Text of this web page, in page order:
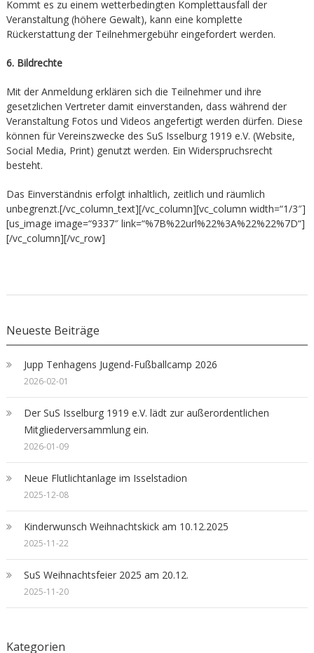
Kommt es zu einem wetterbedingten Komplettausfall der
Veranstaltung (höhere Gewalt), kann eine komplette
Rückerstattung der Teilnehmergebühr eingefordert werden.
6. Bildrechte
Mit der Anmeldung erklären sich die Teilnehmer und ihre
gesetzlichen Vertreter damit einverstanden, dass während der
Veranstaltung Fotos und Videos angefertigt werden dürfen. Diese
können für Vereinszwecke des SuS Isselburg 1919 e.V. (Website,
Social Media, Print) genutzt werden. Ein Widerspruchsrecht
besteht.
Das Einverständnis erfolgt inhaltlich, zeitlich und räumlich
unbegrenzt.[/vc_column_text][/vc_column][vc_column width=“1/3″]
[us_image image=“9337″ link=“%7B%22url%22%3A%22%22%7D“]
[/vc_column][/vc_row]
Neueste Beiträge
Jupp Tenhagens Jugend-Fußballcamp 2026
2026-02-01
Der SuS Isselburg 1919 e.V. lädt zur außerordentlichen
Mitgliederversammlung ein.
2026-01-09
Neue Flutlichtanlage im Isselstadion
2025-12-08
Kinderwunsch Weihnachtskick am 10.12.2025
2025-11-22
SuS Weihnachtsfeier 2025 am 20.12.
2025-11-20
Kategorien